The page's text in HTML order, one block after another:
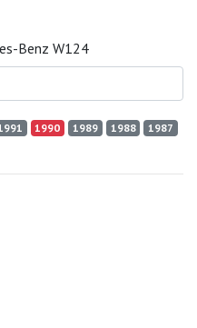
Benz W124
1990 1989 1988
1987